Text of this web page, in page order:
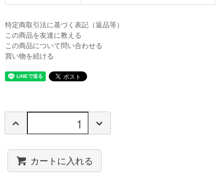
特定商取引法に基づく表記（返品等）
この商品を友達に教える
この商品について問い合わせる
買い物を続ける
カートに入れる